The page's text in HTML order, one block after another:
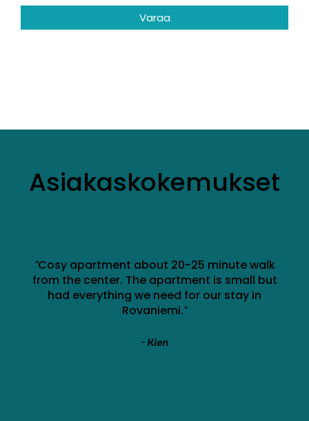
Varaa
Asiakas­kokemukset
"Cosy apartment about 20-25 minute walk
from the center. The apartment is small but
had everything we need for our stay in
Rovaniemi."
- Kien